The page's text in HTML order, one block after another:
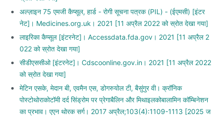
अल्ज़ाइन 75 एमजी कैप्सूल, हार्ड - रोगी सूचना पत्रक (PIL) - (ईएमसी) [इंटर
नेट]। Medicines.org.uk। 2021 [11 अप्रैल 2022 को स्रोत देखा गया]
लाइरिका कैप्सूल [इंटरनेट]। Accessdata.fda.gov। 2021 [11 अप्रैल 2
022 को स्रोत देखा गया]
सीडीएससीओ [इंटरनेट]। Cdscoonline.gov.in। 2021 [11 अप्रैल 2022
को स्रोत देखा गया]
मेटिन एसके, मेदान बी, एवमैन एस, डोगरुयोल टी, बैसुंगुर वी। क्रॉनिक
पोस्टोथोराकोटॉमी दर्द सिंड्रोम पर प्रेगाबैलिन और मिथाइलकोबालामिन कॉम्बिनेशन
का प्रभाव। एएन थोरक सर्ग। 2017 अप्रैल;103(4):1109-1113 [2025 ज